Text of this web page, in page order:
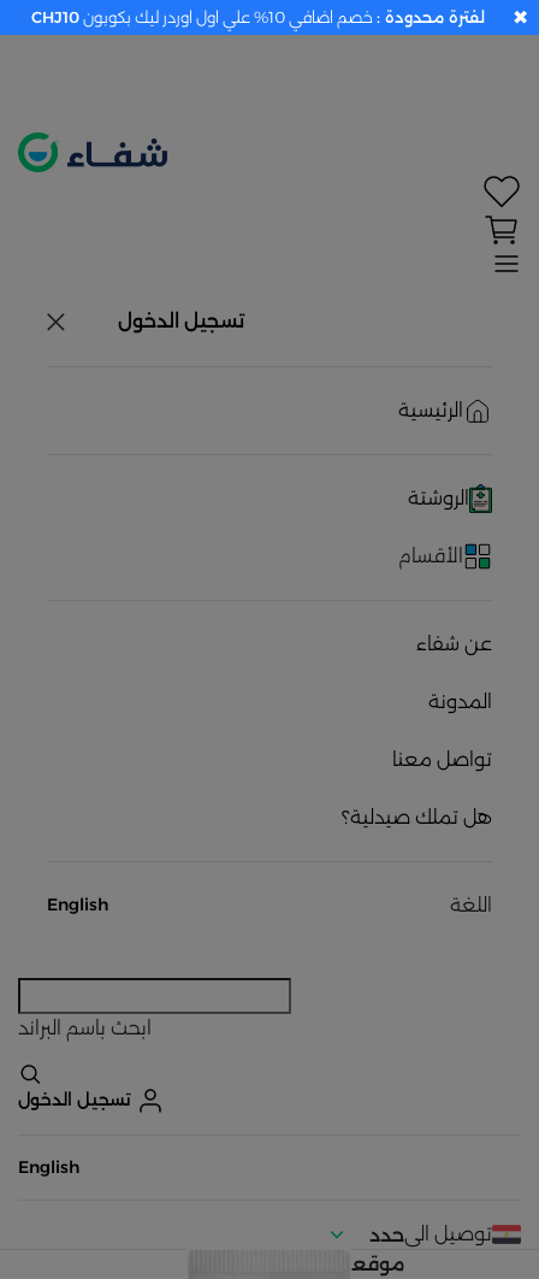
تسجيل الدخول
الرئيسية
الروشتة
الأقسام
عن شفاء
المدونة
تواصل معنا
هل تملك صيدلية؟
اللغة English
ابحث باسم البراند
تسجيل الدخول
English
توصيل الىحدد
موقعك
لفترة محدودة : خصم اضافي 10% علي اول اوردر ليك بكوبون CHJ10 ✖